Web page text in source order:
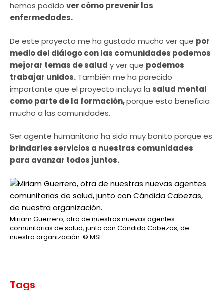
hemos podido ver cómo prevenir las
enfermedades.
De este proyecto me ha gustado mucho ver que por
medio del diálogo con las comunidades podemos
mejorar temas de salud y ver que podemos
trabajar unidos. También me ha parecido
importante que el proyecto incluya la salud mental
como parte de la formación,porque esto beneficia
mucho a las comunidades.
Ser agente humanitario ha sido muy bonito porque es
brindarles servicios a nuestras comunidades
para avanzar todos juntos.
Miriam Guerrero, otra de nuestras nuevas agentes
comunitarias de salud, junto con Cándida Cabezas, de
nuestra organización. © MSF.
Tags